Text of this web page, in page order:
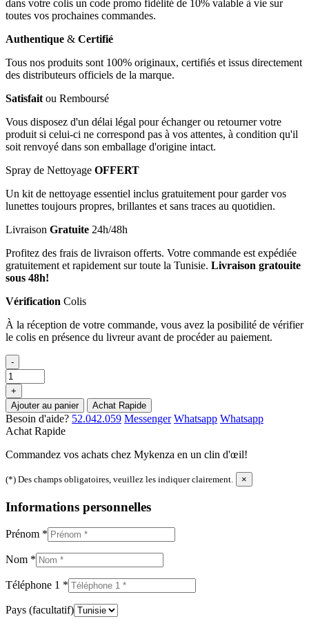
dans votre colis un code promo fidélité de 10% valable à vie sur
toutes vos prochaines commandes.
Authentique & Certifié
Tous nos produits sont 100% originaux, certifiés et issus directement
des distributeurs officiels de la marque.
Satisfait ou Remboursé
Vous disposez d'un délai légal pour échanger ou retourner votre
produit si celui-ci ne correspond pas à vos attentes, à condition qu'il
soit renvoyé dans son emballage d'origine intact.
Spray de Nettoyage OFFERT
Un kit de nettoyage essentiel inclus gratuitement pour garder vos
lunettes toujours propres, brillantes et sans traces au quotidien.
Livraison Gratuite 24h/48h
Profitez des frais de livraison offerts. Votre commande est expédiée
gratuitement et rapidement sur toute la Tunisie. Livraison gratouite
sous 48h!
Vérification Colis
À la réception de votre commande, vous avez la posibilité de vérifier
le colis en présence du livreur avant de procéder au paiement.
-
+
Ajouter au panier
Achat Rapide
Besoin d'aide? 52.042.059 Messenger Whatsapp Whatsapp
Achat Rapide
Commandez vos achats chez Mykenza en un clin d'œil!
(*) Des champs obligatoires, veuillez les indiquer clairement. ×
Informations personnelles
Prénom *
Nom *
Téléphone 1 *
Pays (facultatif)